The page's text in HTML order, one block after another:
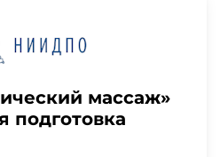
массаж»
подготовка